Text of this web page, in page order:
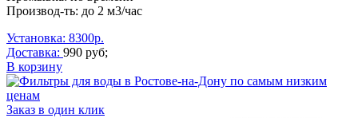
Производ-ть: до 2 м3/час
Установка: 8300р.
Доставка: 990 руб;
В корзину
Заказ в один клик